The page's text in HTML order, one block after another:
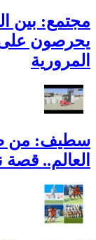
مجتمع: بين
يحرصون على
المرورية
سطيف: من
العالم..